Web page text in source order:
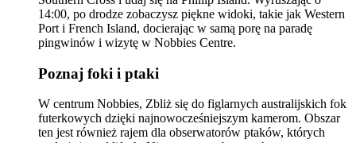
14:00, po drodze zobaczysz piękne widoki, takie jak Western
Port i French Island, docierając w samą porę na paradę
pingwinów i wizytę w Nobbies Centre.
Poznaj foki i ptaki
W centrum Nobbies, Zbliż się do figlarnych australijskich fok
futerkowych dzięki najnowocześniejszym kamerom. Obszar
ten jest również rajem dla obserwatorów ptaków, których